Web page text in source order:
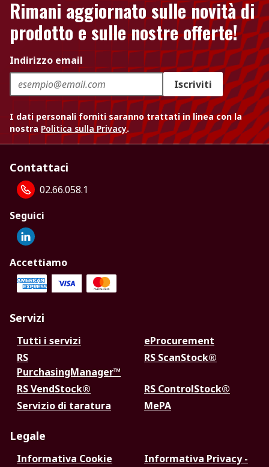
Rimani aggiornato sulle novità di
prodotto e sulle nostre offerte!
Indirizzo email
Iscriviti
I dati personali forniti saranno trattati in linea con la
nostra Politica sulla Privacy.
Contattaci
02.66.058.1
Seguici
Accettiamo
Servizi
Tutti i servizi
eProcurement
RS
PurchasingManager™
RS ScanStock®
RS VendStock®
RS ControlStock®
Servizio di taratura
MePA
Legale
Informativa Cookie
Informativa Privacy -